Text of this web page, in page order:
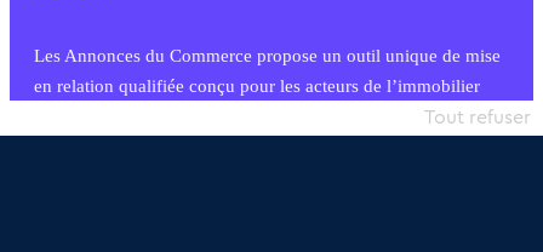
Les Annonces du Commerce propose un outil unique de mise
en relation qualifiée conçu pour les acteurs de l’immobilier
commercial et les collectivités territoriales, simple et intégrant
Tout refuser